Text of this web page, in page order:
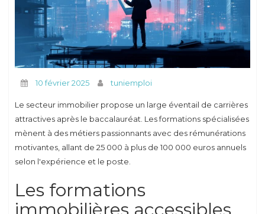
10 février 2025 tuniemploi
Le secteur immobilier propose un large éventail de carrières
attractives après le baccalauréat. Les formations spécialisées
mènent à des métiers passionnants avec des rémunérations
motivantes, allant de 25 000 à plus de 100 000 euros annuels
selon l'expérience et le poste.
Les formations
immobilières accessibles